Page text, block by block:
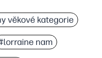
věkové kategorie
nam